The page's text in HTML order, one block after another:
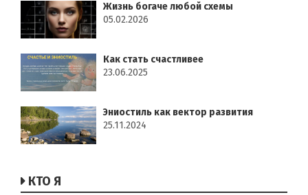
Жизнь богаче любой схемы
05.02.2026
Как стать счастливее
23.06.2025
Эниостиль как вектор развития
25.11.2024
КТО Я